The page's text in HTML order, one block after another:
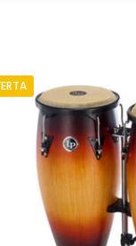
5 of 5 stars